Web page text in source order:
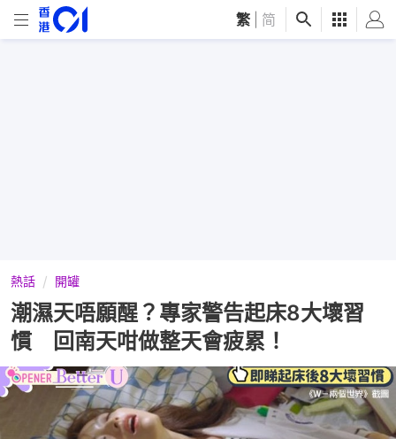
繁 简
熱話 開罐
潮濕天唔願醒？專家警告起床8大壞習
慣 回南天咁做整天會疲累！